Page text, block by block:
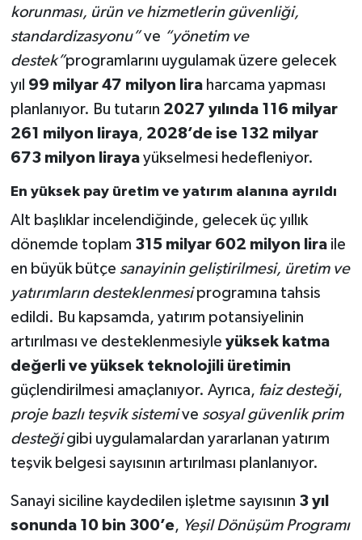
korunması, ürün ve hizmetlerin güvenliği,
standardizasyonu”ve “yönetim ve
destek”programlarını uygulamak üzere gelecek
yıl 99 milyar 47 milyon liraharcama yapması
planlanıyor. Bu tutarın 2027 yılında 116 milyar
261 milyon liraya, 2028’de ise 132 milyar
673 milyon lirayayükselmesi hedefleniyor.
En yüksek pay üretim ve yatırım alanına ayrıldı
Alt başlıklar incelendiğinde, gelecek üç yıllık
dönemde toplam 315 milyar 602 milyon liraile
en büyük bütçe sanayinin geliştirilmesi, üretim ve
yatırımların desteklenmesiprogramına tahsis
edildi. Bu kapsamda, yatırım potansiyelinin
artırılması ve desteklenmesiyle yüksek katma
değerli ve yüksek teknolojili üretimin
güçlendirilmesi amaçlanıyor. Ayrıca, faiz desteği,
proje bazlı teşvik sistemive sosyal güvenlik prim
desteğigibi uygulamalardan yararlanan yatırım
teşvik belgesi sayısının artırılması planlanıyor.
Sanayi siciline kaydedilen işletme sayısının 3 yıl
sonunda 10 bin 300’e, Yeşil Dönüşüm Programı